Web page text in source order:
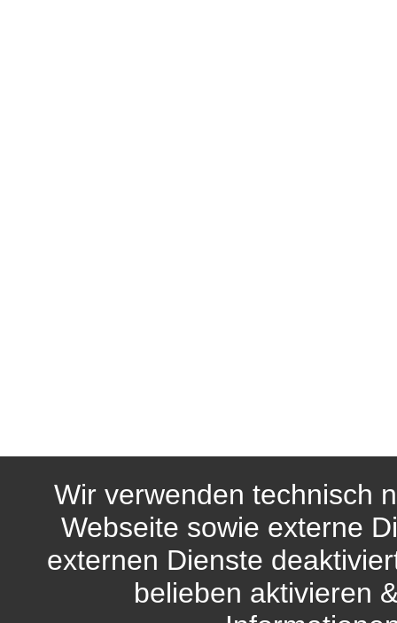
Wir verwenden technisch
Webseite sowie externe
externen Dienste
belieben aktivieren